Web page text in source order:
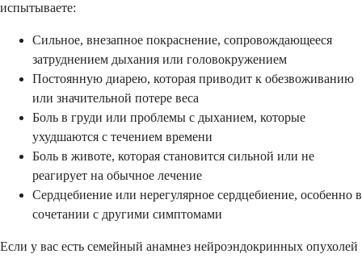
испытываете:
Сильное, внезапное покраснение, сопровождающееся
затруднением дыхания или головокружением
Постоянную диарею, которая приводит к обезвоживанию
или значительной потере веса
Боль в груди или проблемы с дыханием, которые
ухудшаются с течением времени
Боль в животе, которая становится сильной или не
реагирует на обычное лечение
Сердцебиение или нерегулярное сердцебиение, особенно в
сочетании с другими симптомами
Если у вас есть семейный анамнез нейроэндокринных опухолей